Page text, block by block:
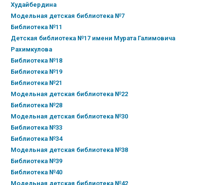
Худайбердина
Модельная детская библиотека №7
Библиотека №11
Детская библиотека №17 имени Мурата Галимовича
Рахимкулова
Библиотека №18
Библиотека №19
Библиотека №21
Модельная детская библиотека №22
Библиотека №28
Модельная детская библиотека №30
Библиотека №33
Библиотека №34
Модельная детская библиотека №38
Библиотека №39
Библиотека №40
Модельная детская библиотека №42